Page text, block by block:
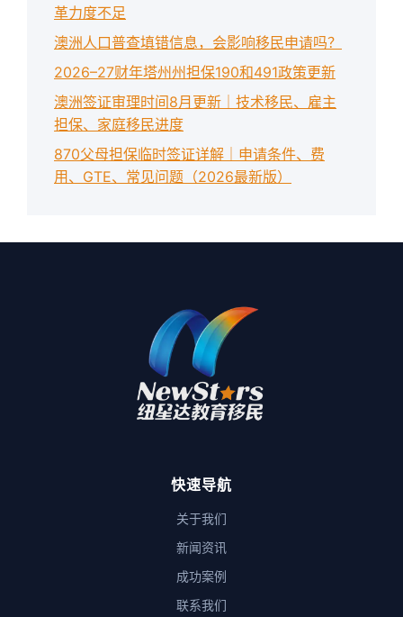
革力度不足
澳洲人口普查填错信息，会影响移民申请吗？
2026–27财年塔州州担保190和491政策更新
澳洲签证审理时间8月更新｜技术移民、雇主
担保、家庭移民进度
870父母担保临时签证详解｜申请条件、费
用、GTE、常见问题（2026最新版）
快速导航
关于我们
新闻资讯
成功案例
联系我们